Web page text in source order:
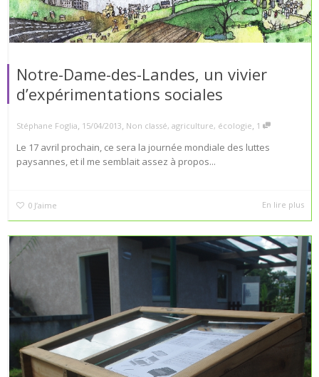
Notre-Dame-des-Landes, un vivier
d’expérimentations sociales
Stéphane Foglia, 15/04/2013, Non classé, agriculture, écologie, 1
Le 17 avril prochain, ce sera la journée mondiale des luttes
paysannes, et il me semblait assez à propos...
0 J’aime En lire plus